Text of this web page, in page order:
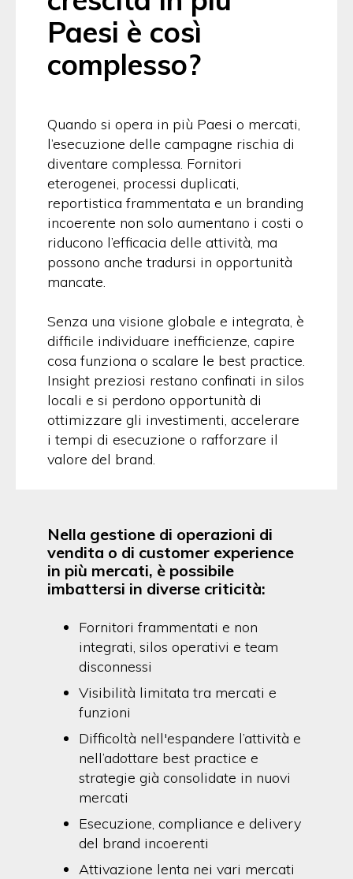
Paesi è così
complesso?
Quando si opera in più Paesi o mercati,
l’esecuzione delle campagne rischia di
diventare complessa. Fornitori
eterogenei, processi duplicati,
reportistica frammentata e un branding
incoerente non solo aumentano i costi o
riducono l’efficacia delle attività, ma
possono anche tradursi in opportunità
mancate.
Senza una visione globale e integrata, è
difficile individuare inefficienze, capire
cosa funziona o scalare le best practice.
Insight preziosi restano confinati in silos
locali e si perdono opportunità di
ottimizzare gli investimenti, accelerare
i tempi di esecuzione o rafforzare il
valore del brand.
Nella gestione di operazioni di
vendita o di customer experience
in più mercati, è possibile
imbattersi in diverse criticità:
Fornitori frammentati e non
integrati, silos operativi e team
disconnessi
Visibilità limitata tra mercati e
funzioni
Difficoltà nell'espandere l’attività e
nell’adottare best practice e
strategie già consolidate in nuovi
mercati
Esecuzione, compliance e delivery
del brand incoerenti
Attivazione lenta nei vari mercati